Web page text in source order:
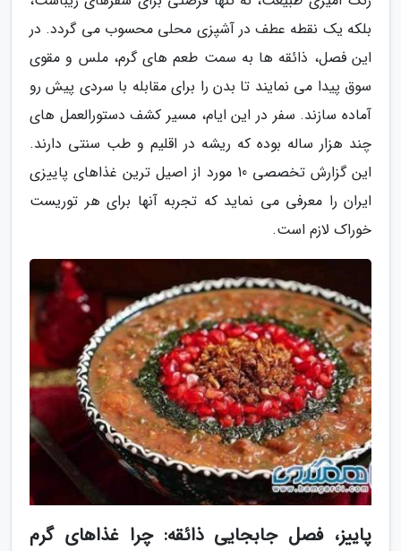
بلکه یک نقطه عطف در آشپزی محلی محسوب می گردد. در
این فصل، ذائقه ها به سمت طعم های گرم، ملس و مقوی
سوق پیدا می نمایند تا بدن را برای مقابله با سردی پیش رو
آماده سازند. سفر در این ایام، مسیر کشف دستورالعمل های
چند هزار ساله بوده که ریشه در اقلیم و طب سنتی دارند.
این گزارش تخصصی 10 مورد از اصیل ترین غذاهای پاییزی
ایران را معرفی می نماید که تجربه آنها برای هر توریست
خوراک لازم است.
پاییز، فصل جابجایی ذائقه: چرا غذاهای گرم